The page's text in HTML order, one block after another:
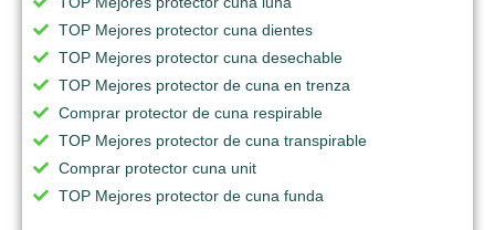
TOP Mejores protector cuna dientes
TOP Mejores protector cuna desechable
TOP Mejores protector de cuna en trenza
Comprar protector de cuna respirable
TOP Mejores protector de cuna transpirable
Comprar protector cuna unit
TOP Mejores protector de cuna funda